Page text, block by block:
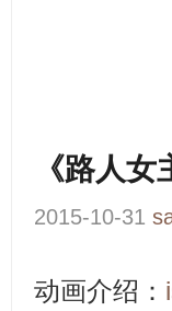
《路人
2015-10-31
动画介绍：